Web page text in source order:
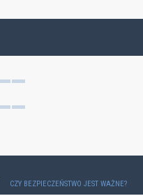
CZY BEZPIECZEŃSTWO JEST WAŻNE?